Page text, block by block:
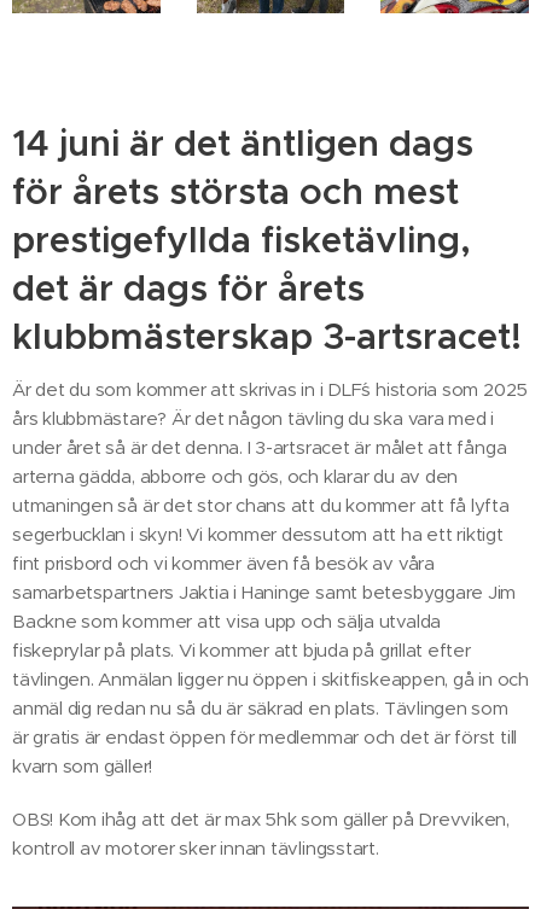
14 juni är det äntligen dags
för årets största och mest
prestigefyllda fisketävling,
det är dags för årets
klubbmästerskap 3-artsracet!
Är det du som kommer att skrivas in i DLF´s historia som 2025
års klubbmästare? Är det någon tävling du ska vara med i
under året så är det denna. I 3-artsracet är målet att fånga
arterna gädda, abborre och gös, och klarar du av den
utmaningen så är det stor chans att du kommer att få lyfta
segerbucklan i skyn! Vi kommer dessutom att ha ett riktigt
fint prisbord och vi kommer även få besök av våra
samarbetspartners Jaktia i Haninge samt betesbyggare Jim
Backne som kommer att visa upp och sälja utvalda
fiskeprylar på plats. Vi kommer att bjuda på grillat efter
tävlingen. Anmälan ligger nu öppen i skitfiskeappen, gå in och
anmäl dig redan nu så du är säkrad en plats. Tävlingen som
är gratis är endast öppen för medlemmar och det är först till
kvarn som gäller!
OBS! Kom ihåg att det är max 5hk som gäller på Drevviken,
kontroll av motorer sker innan tävlingsstart.